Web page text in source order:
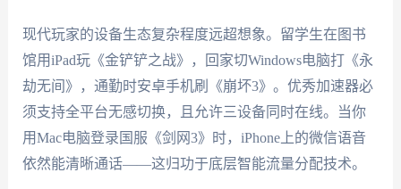
现代玩家的设备生态复杂程度远超想象。留学生在图书
馆用iPad玩《金铲铲之战》，回家切Windows电脑打《永
劫无间》，通勤时安卓手机刷《崩坏3》。优秀加速器必
须支持全平台无感切换，且允许三设备同时在线。当你
用Mac电脑登录国服《剑网3》时，iPhone上的微信语音
依然能清晰通话——这归功于底层智能流量分配技术。